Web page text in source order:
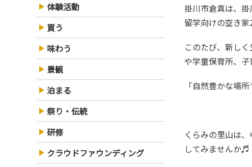
掛川市倉真は、
留学向けの空き家
このたび、新し
や学童保育所、子
「自然豊かな
くらみの里山は、ゆったりとした時間とあたたかい人のつながりがあります。空き家を見学しながら、未来の暮らしをイメージ
してみませんか♬
体験活動
買う
味わう
景観
泊まる
祭り・伝統
研修
クラウドファウンディング